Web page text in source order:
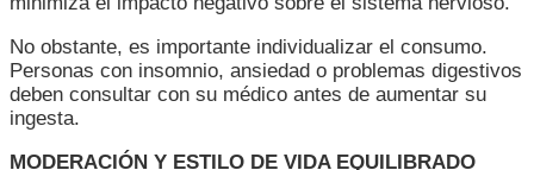
No obstante, es importante individualizar el consumo.
Personas con insomnio, ansiedad o problemas digestivos
deben consultar con su médico antes de aumentar su
ingesta.
MODERACIÓN Y ESTILO DE VIDA EQUILIBRADO